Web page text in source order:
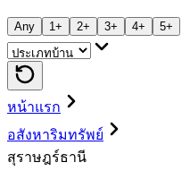
Any 1+ 2+ 3+ 4+ 5+
หน้าแรก
อสังหาริมทรัพย์
สุราษฎร์ธานี